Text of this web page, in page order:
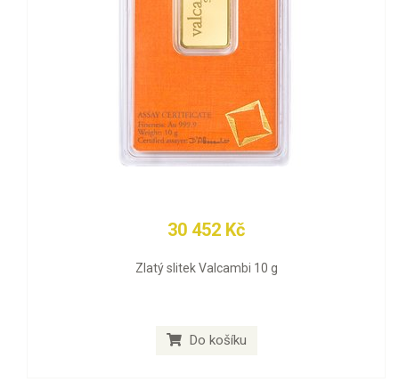
30 452 Kč
Zlatý slitek Valcambi 10 g
Do košíku